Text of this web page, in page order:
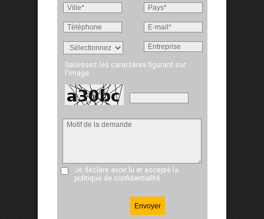
Saisissez les caractères figurant sur
l'image
Je déclare avoir lu et accepté la
politique de confidentialité